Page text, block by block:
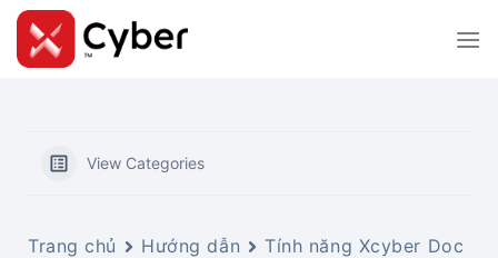
Skip
content
View Categories
Trang chủ Hướng dẫn
Tính năng Xcyber Doc